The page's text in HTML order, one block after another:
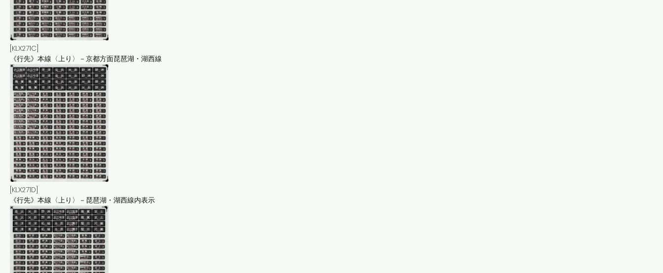
[KLX271C]
《行先》本線〈上り〉－京都方面琵琶湖・湖西線
[KLX271D]
《行先》本線〈上り〉－琵琶湖・湖西線内表示